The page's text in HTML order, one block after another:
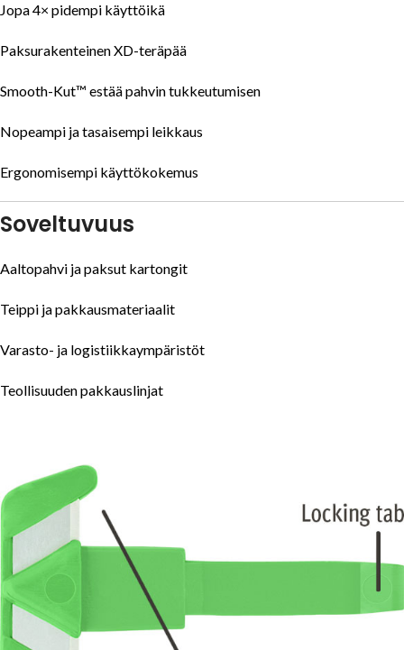
Jopa 4× pidempi käyttöikä
Paksurakenteinen XD-teräpää
Smooth-Kut™ estää pahvin tukkeutumisen
Nopeampi ja tasaisempi leikkaus
Ergonomisempi käyttökokemus
Soveltuvuus
Aaltopahvi ja paksut kartongit
Teippi ja pakkausmateriaalit
Varasto- ja logistiikkaympäristöt
Teollisuuden pakkauslinjat